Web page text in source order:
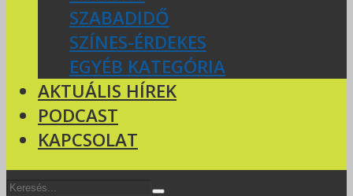
SZABADIDŐ
SZÍNES-ÉRDEKES
EGYÉB KATEGÓRIA
AKTUÁLIS HÍREK
PODCAST
KAPCSOLAT